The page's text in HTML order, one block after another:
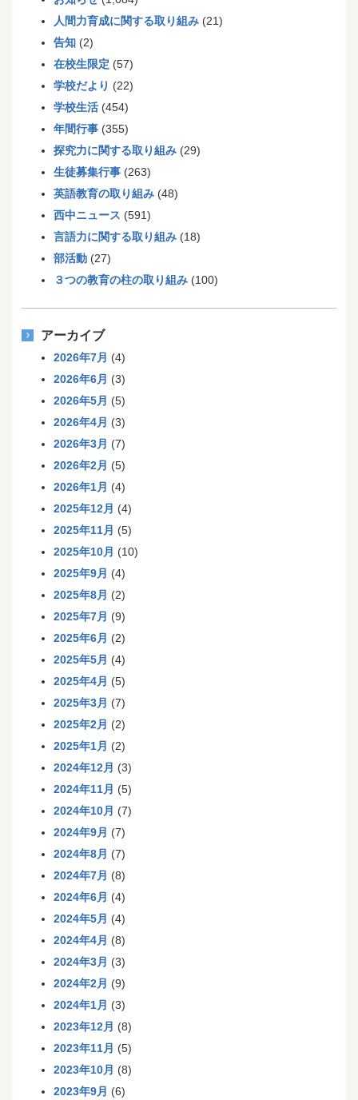
人間力育成に関する取り組み (21)
告知 (2)
在校生限定 (57)
学校だより (22)
学校生活 (454)
年間行事 (355)
探究力に関する取り組み (29)
生徒募集行事 (263)
英語教育の取り組み (48)
西中ニュース (591)
言語力に関する取り組み (18)
部活動 (27)
３つの教育の柱の取り組み (100)
アーカイブ
2026年7月 (4)
2026年6月 (3)
2026年5月 (5)
2026年4月 (3)
2026年3月 (7)
2026年2月 (5)
2026年1月 (4)
2025年12月 (4)
2025年11月 (5)
2025年10月 (10)
2025年9月 (4)
2025年8月 (2)
2025年7月 (9)
2025年6月 (2)
2025年5月 (4)
2025年4月 (5)
2025年3月 (7)
2025年2月 (2)
2025年1月 (2)
2024年12月 (3)
2024年11月 (5)
2024年10月 (7)
2024年9月 (7)
2024年8月 (7)
2024年7月 (8)
2024年6月 (4)
2024年5月 (4)
2024年4月 (8)
2024年3月 (3)
2024年2月 (9)
2024年1月 (3)
2023年12月 (8)
2023年11月 (5)
2023年10月 (8)
2023年9月 (6)